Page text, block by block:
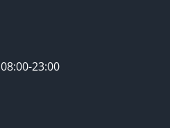
08:00-23:00